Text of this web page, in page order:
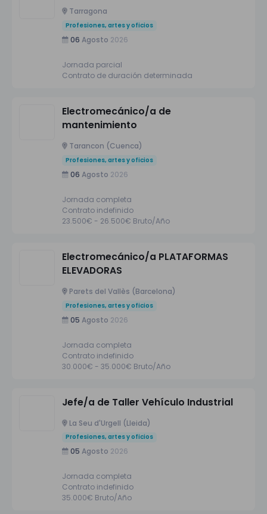
Tarragona
Profesiones, artes y oficios
06 Agosto 2026
Jornada parcial
Contrato de duración determinada
Electromecánico/a de
mantenimiento
Tarancon (Cuenca)
Profesiones, artes y oficios
06 Agosto 2026
Jornada completa
Contrato indefinido
23.500€ - 26.500€ Bruto/Año
Electromecánico/a PLATAFORMAS
ELEVADORAS
Parets del Vallès (Barcelona)
Profesiones, artes y oficios
05 Agosto 2026
Jornada completa
Contrato indefinido
30.000€ - 35.000€ Bruto/Año
Jefe/a de Taller Vehículo Industrial
La Seu d'Urgell (Lleida)
Profesiones, artes y oficios
05 Agosto 2026
Jornada completa
Contrato indefinido
35.000€ Bruto/Año